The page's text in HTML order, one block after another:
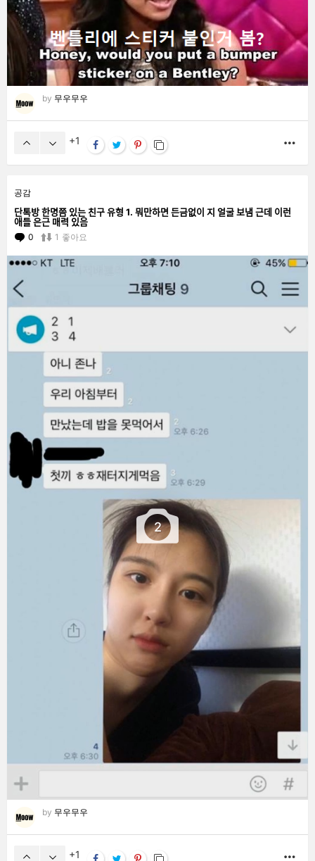
by 무우무우
1
공감
단톡방 한명쯤 있는 친구 유형 1. 뭐만하면 든금없이 지 얼굴 보냄 근데 이런
애들 은근 매력 있음
0 Comments
1 좋아요
2
by 무우무우
1